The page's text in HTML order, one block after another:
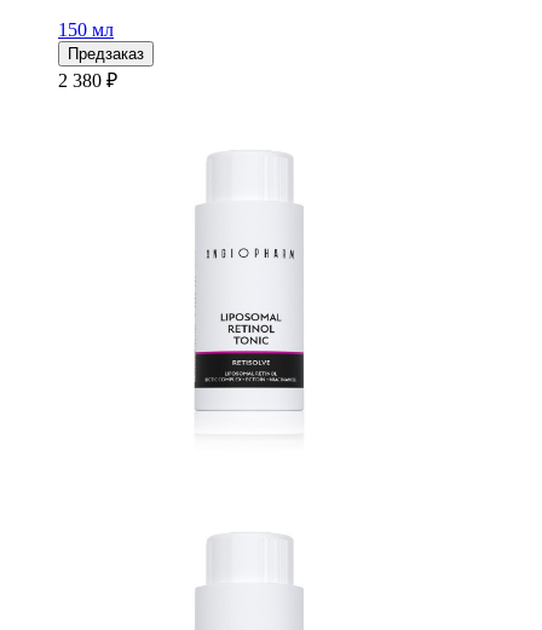
150 мл
Предзаказ
2 380 ₽